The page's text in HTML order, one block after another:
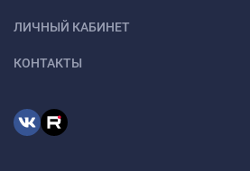
ЛИЧНЫЙ КАБИНЕТ
КОНТАКТЫ